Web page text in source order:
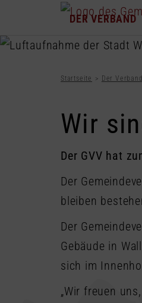
DER VERBAND
Startseite Der Verband
Wir
Der GVV hat
Der
bleiben
Der
Gebäude in
sich im
„Wir freuen